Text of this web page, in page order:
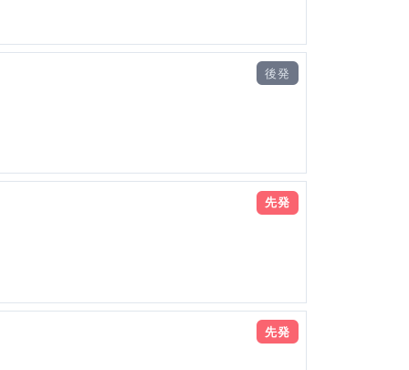
後発
先発
先発